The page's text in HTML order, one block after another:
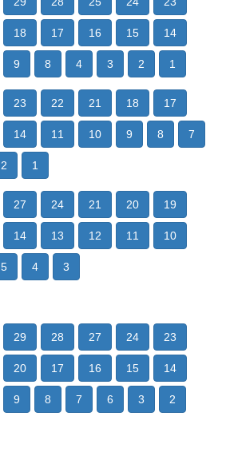
18 17 16 15 14
9 8 4 3 2 1
23 22 21 18 17
14 11 10 9 8 7
2 1
27 24 21 20 19
14 13 12 11 10
5 4 3
29 28 27 24 23
20 17 16 15 14
9 8 7 6 3 2